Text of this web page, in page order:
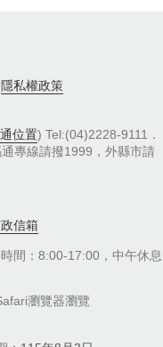
隱私權政策
位置) Tel:(04)2228-9111．
專線請撥1999，外縣市請
信箱
時間：8:00-17:00，中午休息
瀏覽器瀏覽